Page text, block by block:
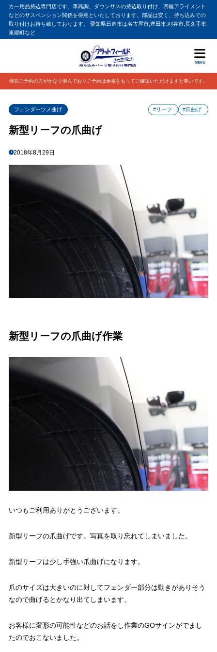
カー用品持込専門店です。車高調、ダウンサスの持込取り付け、四輪アライメント
などのサスペンション関係を得意といたしております。部品は安く、持ち込みでの
取り付けお待ち致しております。 愛知県日進市は名古屋市,豊田市,刈谷市,長久手市,
東郷町など
MENU
現在ご予約の方がかなり混んでおりご予約は余裕をもってご確認いただけますと幸いです。
フェンダーツメ曲げ #リーフ #爪曲げ
新型リーフの爪曲げ
2018年8月29日
新型リーフの爪曲げ作業
いつもご利用ありがとうございます。
新型リーフの爪曲げです。写真を取り忘れてしまいました。
新型リーフは少し手強い爪曲げになります。
爪のサイズは大きいのに対してフェンダー部分は動きがありそう
なので曲げるとかなり出てしまいます。
お客様に変形の可能性などのお話をし作業のGOサインがでまし
たのでおこないました。